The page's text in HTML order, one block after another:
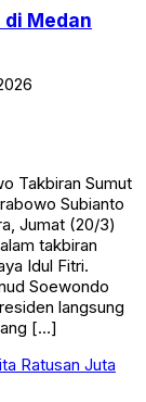
di Medan
Takbiran Sumut
Subianto
Jumat (20/3)
takbiran
Idul Fitri.
Soewondo
langsung
[…]